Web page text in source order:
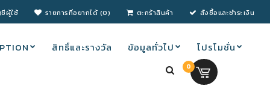
ผู้ใช้ รายการที่อยากได้ (0) ตะกร้าสินค้า สั่งซื้อและชำระเงิน
สิทธิ์และรางวัล ข้อมูลทั่วไป โปรโมชั่น
0